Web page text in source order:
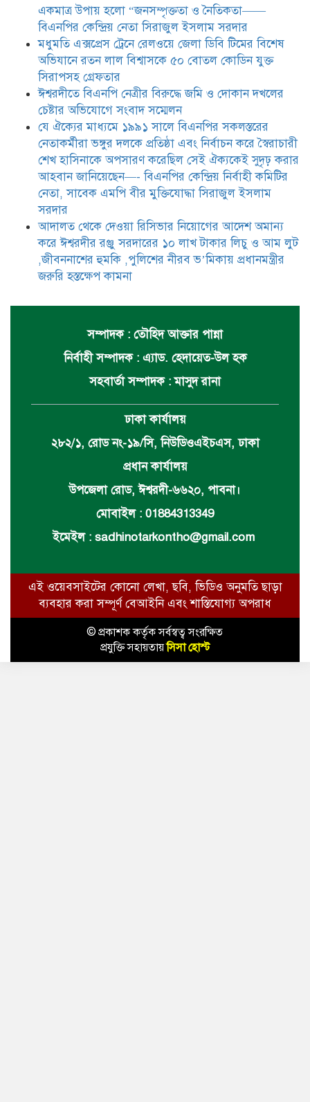
আদালত থেকে দেওয়া রিসিভার
নিয়োগের আদেশ অমান্য করে ঈশ্বরদীর
রঞ্জু সরদারের ১০ লাখ টাকার লিচু ও
আম লুট ,জীবননাশের হুমকি ,পুলিশের
নীরব ভ’মিকায় প্রধানমন্ত্রীর জরুরি
হস্তক্ষেপ কামনা
একমাত্র উপায় হলো “জনসম্পৃক্ততা ও নৈতিকতা——
বিএনপির কেন্দ্রিয় নেতা সিরাজুল ইসলাম সরদার
মধুমতি এক্সপ্রেস ট্রেনে রেলওয়ে জেলা ডিবি টিমের বিশেষ
অভিযানে রতন লাল বিশ্বাসকে ৫০ বোতল কোডিন যুক্ত
সিরাপসহ গ্রেফতার
ঈশ্বরদীতে বিএনপি নেত্রীর বিরুদ্ধে জমি ও দোকান দখলের
চেষ্টার অভিযোগে সংবাদ সম্মেলন
যে ঐক্যের মাধ্যমে ১৯৯১ সালে বিএনপির সকলস্তরের
নেতাকর্মীরা ভঙ্গুর দলকে প্রতিষ্ঠা এবং নির্বাচন করে স্বৈরাচারী
শেখ হাসিনাকে অপসারণ করেছিল সেই ঐক্যকেই সুদৃঢ় করার
আহবান জানিয়েছেন—- বিএনপির কেন্দ্রিয় নির্বাহী কমিটির
নেতা, সাবেক এমপি বীর মুক্তিযোদ্ধা সিরাজুল ইসলাম
সরদার
আদালত থেকে দেওয়া রিসিভার নিয়োগের আদেশ অমান্য
করে ঈশ্বরদীর রঞ্জু সরদারের ১০ লাখ টাকার লিচু ও আম লুট
,জীবননাশের হুমকি ,পুলিশের নীরব ভ’মিকায় প্রধানমন্ত্রীর
জরুরি হস্তক্ষেপ কামনা
সম্পাদক : তৌহিদ আক্তার পান্না
নির্বাহী সম্পাদক : এ্যাড. হেদায়েত-উল হক
সহবার্তা সম্পাদক : মাসুদ রানা
ঢাকা কার্যালয়
২৮২/১, রোড নং-১৯/সি, নিউডিওএইচএস, ঢাকা
প্রধান কার্যালয়
উপজেলা রোড, ঈশ্বরদী-৬৬২০, পাবনা।
মোবাইল : 01884313349
ইমেইল : sadhinotarkontho@gmail.com
এই ওয়েবসাইটের কোনো লেখা, ছবি, ভিডিও অনুমতি ছাড়া
ব্যবহার করা সম্পূর্ণ বেআইনি এবং শাস্তিযোগ্য অপরাধ
© প্রকাশক কর্তৃক সর্বস্বত্ব সংরক্ষিত
প্রযুক্তি সহায়তায়সিসা হোস্ট